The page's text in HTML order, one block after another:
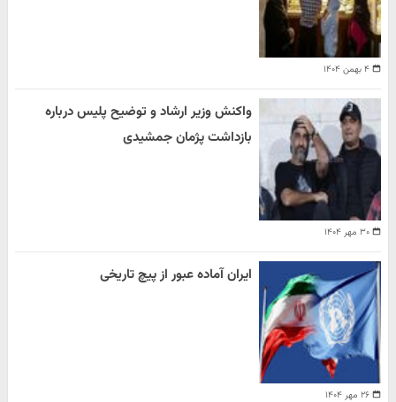
۴ بهمن ۱۴۰۴
۳۰ مهر ۱۴۰۴
واکنش وزیر ارشاد و توضیح پلیس درباره
بازداشت پژمان جمشیدی
۲۶ مهر ۱۴۰۴
ایران آماده عبور از پیچ تاریخی